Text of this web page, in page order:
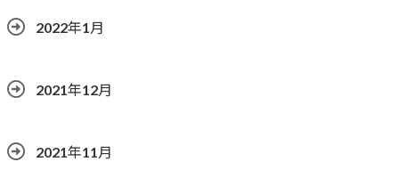
2022年1月
2021年12月
2021年11月